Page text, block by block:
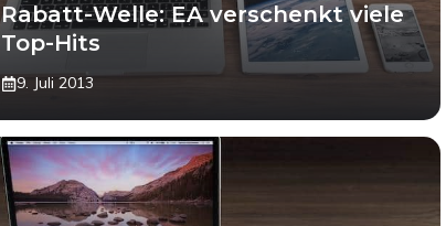
Rabatt-Welle: EA verschenkt viele
Top-Hits
9. Juli 2013